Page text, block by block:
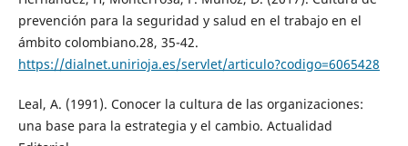
prevención para la seguridad y salud en el trabajo en el
ámbito colombiano.28, 35-42.
https://dialnet.unirioja.es/servlet/articulo?codigo=6065428
Leal, A. (1991). Conocer la cultura de las organizaciones:
una base para la estrategia y el cambio. Actualidad